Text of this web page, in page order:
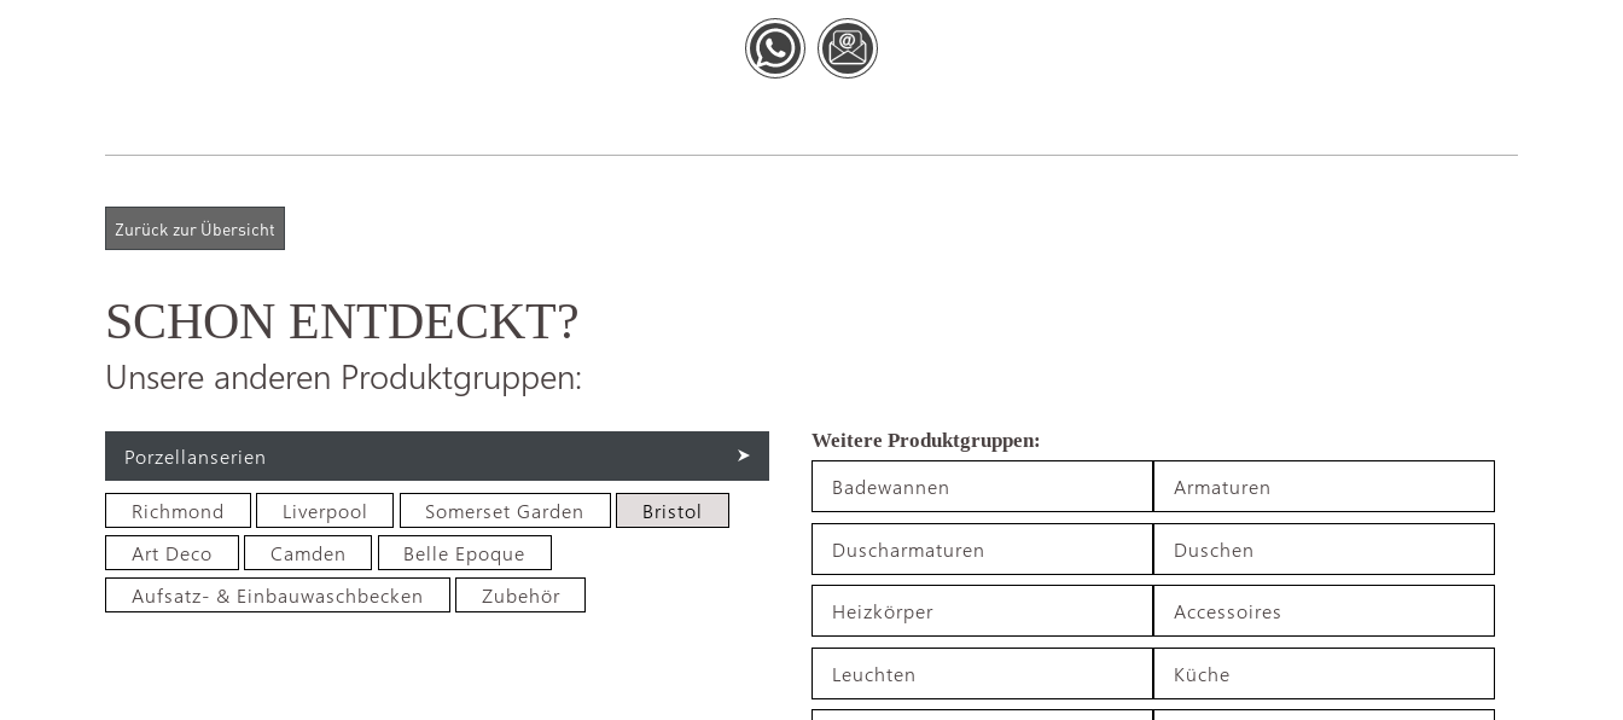
SCHON ENTDECKT?
Unsere anderen Produktgruppen:
Porzellanserien
Richmond
Liverpool Somerset Garden
Bristol
Art Deco
Camden
Belle Epoque
Aufsatz- & Einbauwaschbecken
Zubehör
Badewannen Armaturen
Duscharmaturen Duschen
Heizkörper Accessoires
Leuchten Küche